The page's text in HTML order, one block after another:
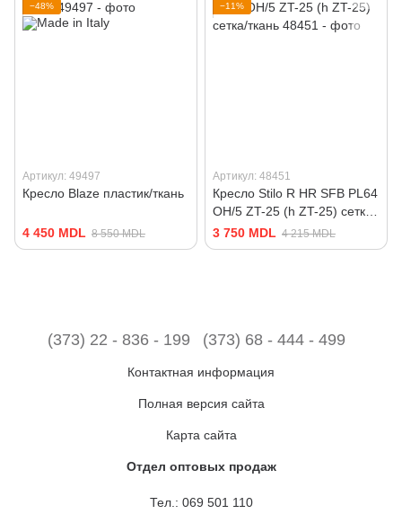
−48%
Артикул: 49497
Кресло Blaze пластик/ткань
4 450 MDL 8 550 MDL
−11%
Артикул: 48451
Кресло Stilo R HR SFB PL64
OH/5 ZT-25 (h ZT-25) сетка/
ткань
3 750 MDL 4 215 MDL
(373) 22 - 836 - 199 (373) 68 - 444 - 499
Контактная информация
Полная версия сайта
Карта сайта
Отдел оптовых продаж
Тел.: 069 501 110